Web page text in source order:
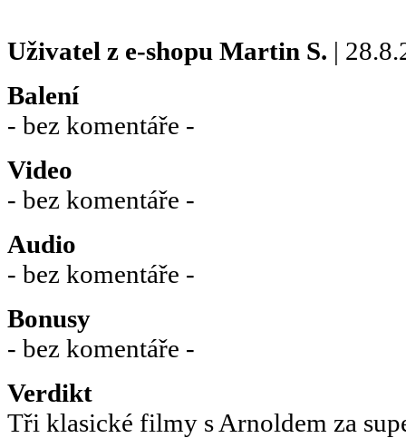
Uživatel z e-shopu Martin S. |
Balení
- bez komentáře -
Video
- bez komentáře -
Audio
- bez komentáře -
Bonusy
- bez komentáře -
Verdikt
Tři klasické filmy s Arnoldem za